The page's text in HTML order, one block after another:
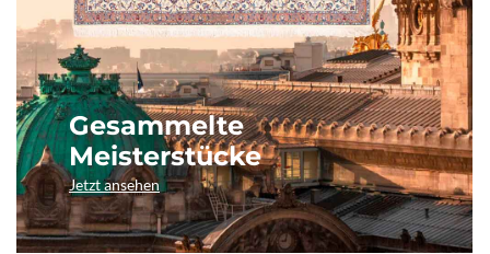
Gesammelte
Meisterstücke
Jetzt ansehen